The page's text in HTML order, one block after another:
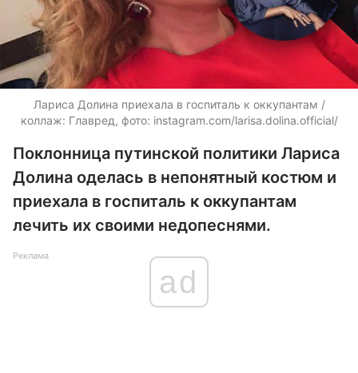
Лариса Долина приехала в госпиталь к оккупантам /
коллаж: Главред, фото: instagram.com/larisa.dolina.official/
Поклонница путинской политики Лариса
Долина оделась в непонятный костюм и
приехала в госпиталь к оккупантам
лечить их своими недопеснями.
Реклама
ad